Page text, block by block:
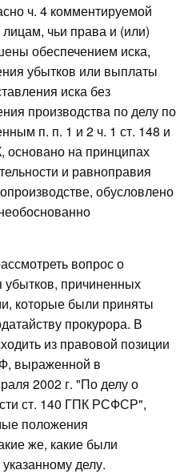
ч. 4 комментируемой
лицам, чьи права и (или)
обеспечением иска,
убытков или выплаты
иска без
производства по делу по
п. п. 1 и 2 ч. 1 ст. 148 и
основано на принципах
и равноправия
обусловлено
вопрос о
причиненных
которые были приняты
прокурора. В
из правовой позиции
выраженной в
2002 г. "По делу о
ст. 140 ГПК РСФСР",
положения
же, какие были
делу.